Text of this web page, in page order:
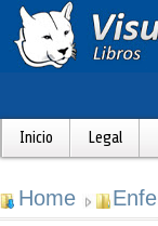
Inicio Legal
Home